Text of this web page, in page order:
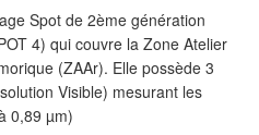
Spot de 2ème génération
4) qui couvre la Zone Atelier
(ZAAr). Elle possède 3
Visible) mesurant les
0,89 µm)